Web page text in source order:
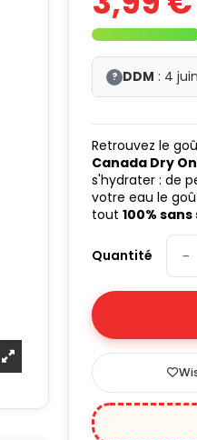
? DDM : 4
Retrouvez le
Canada Dry
s'hydrater : de
votre eau le
tout100%
Quantité −